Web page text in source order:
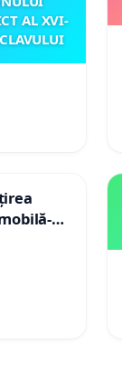
AL XVI-